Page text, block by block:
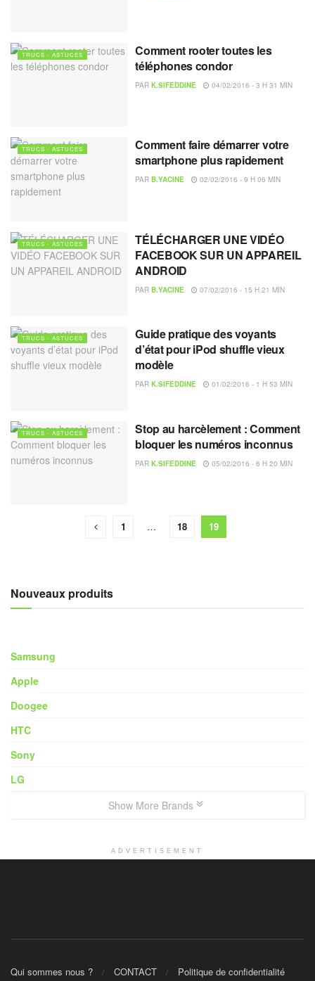
TRUCS - ASTUCES
Comment rooter toutes les
téléphones condor
PAR K.SIFEDDINE 04/02/2016 - 3 H 31 MIN
TRUCS - ASTUCES
Comment faire démarrer votre
smartphone plus rapidement
PAR B.YACINE 02/02/2016 - 9 H 06 MIN
TRUCS - ASTUCES
TÉLÉCHARGER UNE VIDÉO
FACEBOOK SUR UN APPAREIL
ANDROID
PAR B.YACINE 07/02/2016 - 15 H 21 MIN
TRUCS - ASTUCES
Guide pratique des voyants
d’état pour iPod shuffle vieux
modèle
PAR K.SIFEDDINE 01/02/2016 - 1 H 53 MIN
TRUCS - ASTUCES
Stop au harcèlement : Comment
bloquer les numéros inconnus
PAR K.SIFEDDINE 05/02/2016 - 6 H 20 MIN
1 … 18 19
Nouveaux produits
Samsung
Apple
Doogee
HTC
Sony
LG
Show More Brands
ADVERTISEMENT
Qui sommes nous ? CONTACT Politique de confidentialité